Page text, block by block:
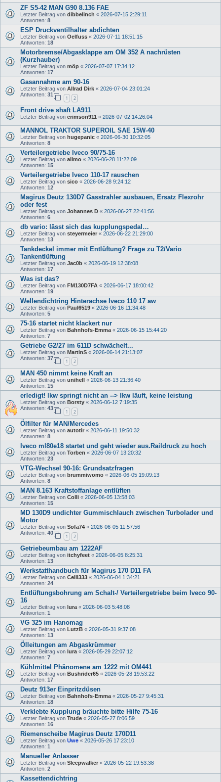
ZF S5-42 MAN G90 8.136 FAE
Letzter Beitrag von dibbelinch « 2026-07-15 2:29:11
Antworten: 8
ESP Druckventilhalter abdichten
Letzter Beitrag von Oelfuss « 2026-07-11 18:51:15
Antworten: 18
Motorbremse/Abgasklappe am OM 352 A nachrüsten
(Kurzhauber)
Letzter Beitrag von möp « 2026-07-07 17:34:12
Antworten: 17
Gasannahme am 90-16
Letzter Beitrag von Allrad Dirk « 2026-07-04 23:01:24
Antworten: 31
1 2
Front drive shaft LA911
Letzter Beitrag von crimson911 « 2026-07-02 14:26:04
MANNOL TRAKTOR SUPEROIL SAE 15W-40
Letzter Beitrag von hugepanic « 2026-06-30 10:32:05
Antworten: 8
Verteilergetriebe Iveco 90/75-16
Letzter Beitrag von allmo « 2026-06-28 11:22:09
Antworten: 15
Verteilergetriebe Iveco 110-17 rauschen
Letzter Beitrag von sico « 2026-06-28 9:24:12
Antworten: 12
Magirus Deutz 130D7 Gasstrahler ausbauen, Ersatz Flexrohr
oder fest
Letzter Beitrag von Johannes D « 2026-06-27 22:41:56
Antworten: 6
db vario: lässt sich das kupplungspedal…
Letzter Beitrag von steyermeier « 2026-06-22 21:29:00
Antworten: 13
Tankdeckel immer mit Entlüftung? Frage zu T2/Vario
Tankentlüftung
Letzter Beitrag von Jac0b « 2026-06-19 12:38:08
Antworten: 17
Was ist das?
Letzter Beitrag von FM130D7FA « 2026-06-17 18:00:42
Antworten: 19
Wellendichtring Hinterachse Iveco 110 17 aw
Letzter Beitrag von Paul6519 « 2026-06-16 11:34:48
Antworten: 5
75-16 startet nicht klackert nur
Letzter Beitrag von Bahnhofs-Emma « 2026-06-15 15:44:20
Antworten: 7
Getriebe G2/27 im 611D schwächelt...
Letzter Beitrag von MartinS « 2026-06-14 21:13:07
Antworten: 37
1 2
MAN 450 nimmt keine Kraft an
Letzter Beitrag von unihell « 2026-06-13 21:36:40
Antworten: 15
erledigt! lkw springt nicht an --> lkw läuft, keine leistung
Letzter Beitrag von Borsty « 2026-06-12 7:19:35
Antworten: 43
1 2
Ölfilter für MAN/Mercedes
Letzter Beitrag von autotir « 2026-06-11 19:50:32
Antworten: 8
Iveco ml80e18 startet und geht wieder aus.Raildruck zu hoch
Letzter Beitrag von Torben « 2026-06-07 13:20:32
Antworten: 23
VTG-Wechsel 90-16: Grundsatzfragen
Letzter Beitrag von brummiwomo « 2026-06-05 19:09:13
Antworten: 8
MAN 8.163 Kraftstoffanlage entlüften
Letzter Beitrag von Colli « 2026-06-05 13:58:03
Antworten: 15
MD 130D9 undichter Gummischlauch zwischen Turbolader und
Motor
Letzter Beitrag von Sofa74 « 2026-06-05 11:57:56
Antworten: 40
1 2
Getriebeumbau am 1222AF
Letzter Beitrag von itchyfeet « 2026-06-05 8:25:31
Antworten: 13
Werkstatthandbuch für Magirus 170 D11 FA
Letzter Beitrag von Celli333 « 2026-06-04 1:34:21
Antworten: 24
Entlüftungsbohrung am Schalt-/ Verteilergetriebe beim Iveco 90-
16
Letzter Beitrag von lura « 2026-06-03 5:48:08
Antworten: 1
VG 325 im Hanomag
Letzter Beitrag von LutzB « 2026-05-31 9:37:08
Antworten: 13
Ölleitungen am Abgaskrümmer
Letzter Beitrag von lura « 2026-05-29 22:07:12
Antworten: 7
Kühlmittel Phänomene am 1222 mit OM441
Letzter Beitrag von Bushrider65 « 2026-05-28 19:53:22
Antworten: 17
Deutz 913er Einpritzdüsen
Letzter Beitrag von Bahnhofs-Emma « 2026-05-27 9:45:31
Antworten: 18
Verklebte Kupplung bräuchte bitte Hilfe 75-16
Letzter Beitrag von Trude « 2026-05-27 8:06:59
Antworten: 16
Riemenscheibe Magirus Deutz 170D11
Letzter Beitrag von Uwe « 2026-05-26 17:23:10
Antworten: 1
Manueller Anlasser
Letzter Beitrag von Sleepwalker « 2026-05-22 19:53:38
Antworten: 2
Kassettendichtring